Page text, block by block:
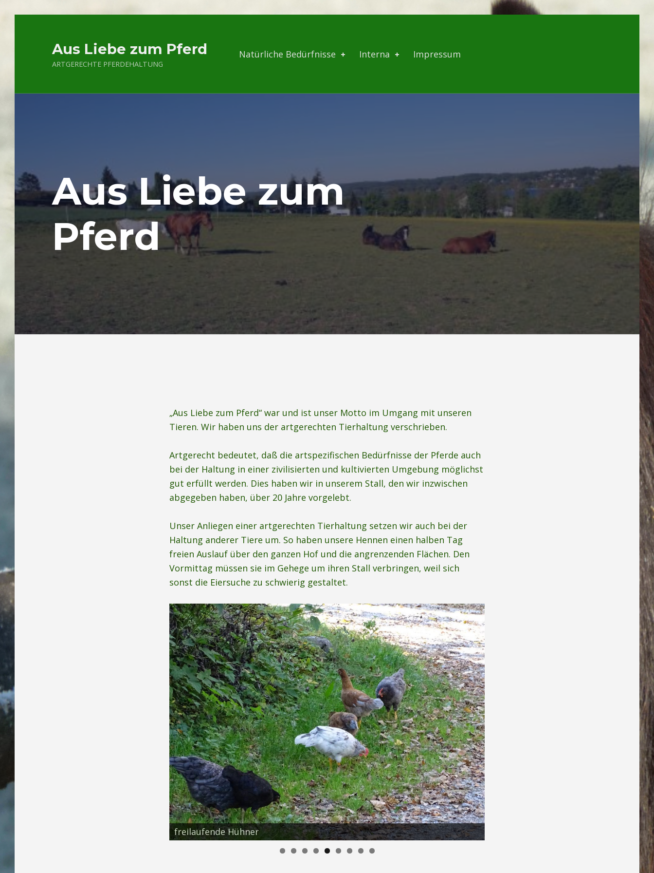
Skip to main navigation
Skip to main content
Skip to footer
Aus Liebe zum Pferd
ARTGERECHTE PFERDEHALTUNG
Natürliche Bedürfnisse Interna Impressum
Aus Liebe zum
Pferd
„Aus Liebe zum Pferd“ war und ist unser Motto im Umgang mit unseren
Tieren. Wir haben uns der artgerechten Tierhaltung verschrieben.
Artgerecht bedeutet, daß die artspezifischen Bedürfnisse der Pferde auch
bei der Haltung in einer zivilisierten und kultivierten Umgebung möglichst
gut erfüllt werden. Dies haben wir in unserem Stall, den wir inzwischen
abgegeben haben, über 20 Jahre vorgelebt.
Unser Anliegen einer artgerechten Tierhaltung setzen wir auch bei der
Haltung anderer Tiere um. So haben unsere Hennen einen halben Tag
freien Auslauf über den ganzen Hof und die angrenzenden Flächen. Den
Vormittag müssen sie im Gehege um ihren Stall verbringen, weil sich
sonst die Eiersuche zu schwierig gestaltet.
freilaufende Hühner